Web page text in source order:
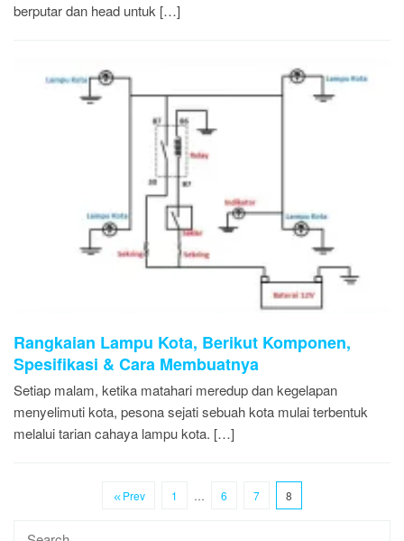
berputar dan head untuk […]
Rangkaian Lampu Kota, Berikut Komponen,
Spesifikasi & Cara Membuatnya
Setiap malam, ketika matahari meredup dan kegelapan
menyelimuti kota, pesona sejati sebuah kota mulai terbentuk
melalui tarian cahaya lampu kota. […]
Prev 1 … 6 7 8
Search